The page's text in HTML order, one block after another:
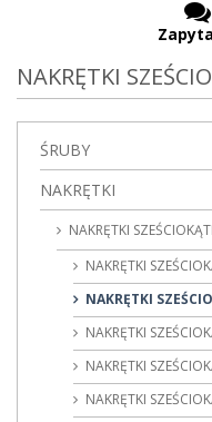
NAKRĘTKI
ŚRUBY
NAKRĘTKI
NAKRĘTKI
NAKRĘTKI
NAKRĘTKI
NAKRĘTKI
NAKRĘTKI
NAKRĘTKI